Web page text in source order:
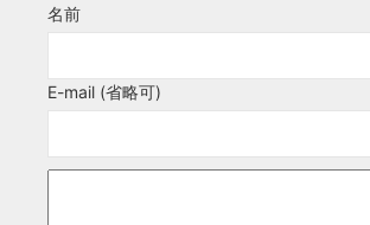
名前
E-mail (省略可)